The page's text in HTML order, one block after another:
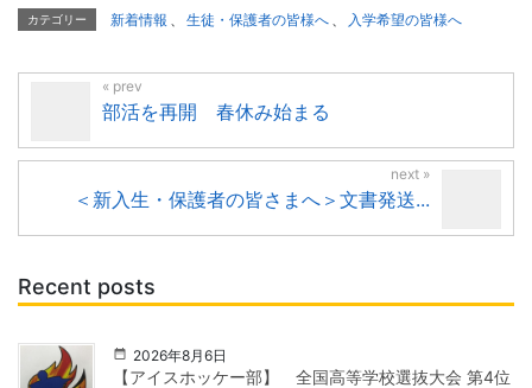
カテゴリー 新着情報 生徒・保護者の皆様へ 入学希望の皆様へ
部活を再開 春休み始まる
＜新入生・保護者の皆さまへ＞文書発送...
Recent posts
2026年8月6日
【アイスホッケー部】 全国高等学校選抜大会 第4位